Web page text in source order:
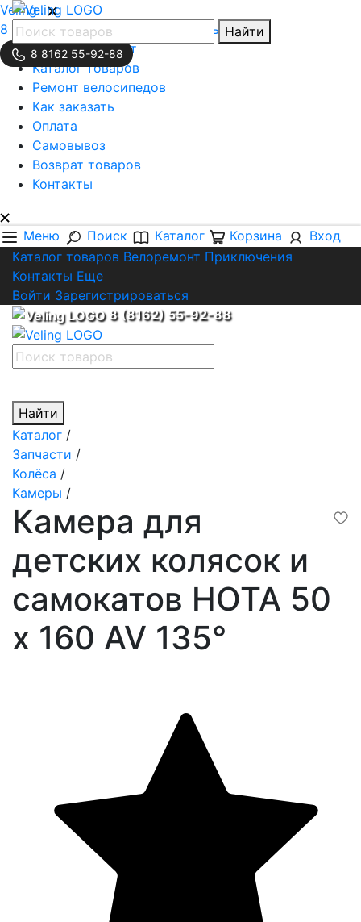
Veling..
8 (8162) 55-92-88
Обратная связь
Личный кабинет
Каталог товаров
Ремонт велосипедов
Как заказать
Оплата
Самовывоз
Возврат товаров
Контакты
Меню Поиск Каталог Корзина Вход
Найти
8 8162 55-92-88
Каталог товаров Велоремонт Приключения
Контакты Еще
Войти Зарегистрироваться
8 (8162) 55-92-88
Найти
Каталог /
Запчасти /
Колёса /
Камеры /
Камера для
детских колясок и
самокатов HOTA 50
x 160 AV 135°